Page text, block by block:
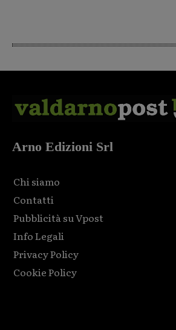
Arno Edizioni Srl
Chi siamo
Contatti
Pubblicità su Vpost
Info Legali
Privacy Policy
Cookie Policy